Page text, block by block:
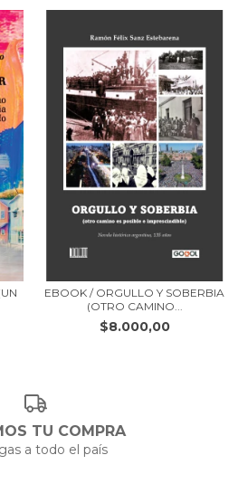
EBOOK / ORGULLO Y SOBERBIA
(OTRO CAMINO...
$8.000,00
TU COMPRA
a todo el país